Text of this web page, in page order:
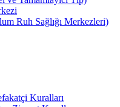
Ruh Sağlığı Merkezleri)
Kuralları